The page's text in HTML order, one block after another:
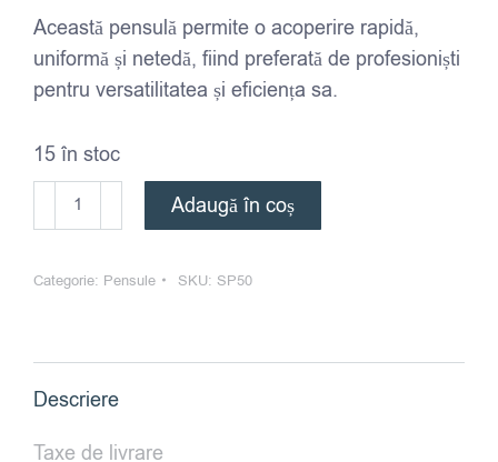
Această pensulă permite o acoperire rapidă,
uniformă și netedă, fiind preferată de profesioniști
pentru versatilitatea și eficiența sa.
15 în stoc
Cantitate
Pensulă
Red
-
SP50
Adaugă în coș
Categorie: Pensule SKU: SP50
Descriere
Taxe de livrare